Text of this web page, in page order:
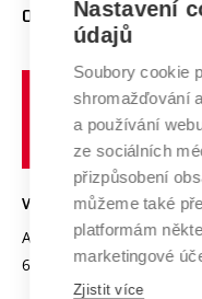
E-přihláška
Doktorské studium
Podpora podnikání
Mezinárodní vědecká
Systém zajišťování
Výzkumné infrastruktury
Transfer znalostí
Open Science
Projekty
Projekty ze
Specifický výzkum
Zahraniční spolupráce
Spolupráce se školami
Služby univerzity
Mezinárodní dohody
Univerzitní sítě
O UNIVERZITĚ
Profil univerzity
Udržitelná univerzita
Podnikavá univerzita /
Bezpečná univerzita
Vyznamenání
Organizační struktura
VYSOKÉ UČENÍ
Antonínská 548/1
602 00 Brno
Nastavení
údajů
Soubory cookie
shromažďování
a používání
ze sociálních
přizpůsobení
můžeme také
platformám
marketingové
Zjistit více